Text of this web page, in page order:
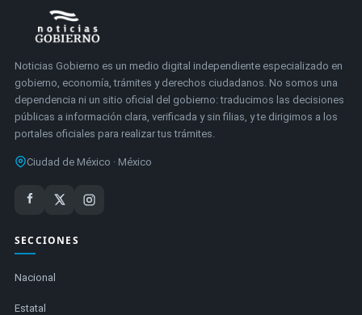
Noticias Gobierno es un medio digital independiente especializado en
gobierno, economía, trámites y derechos ciudadanos. No somos una
dependencia ni un sitio oficial del gobierno: traducimos las decisiones
públicas a información clara, verificada y sin filias, y te dirigimos a los
portales oficiales para realizar tus trámites.
Ciudad de México · México
SECCIONES
Nacional
Estatal